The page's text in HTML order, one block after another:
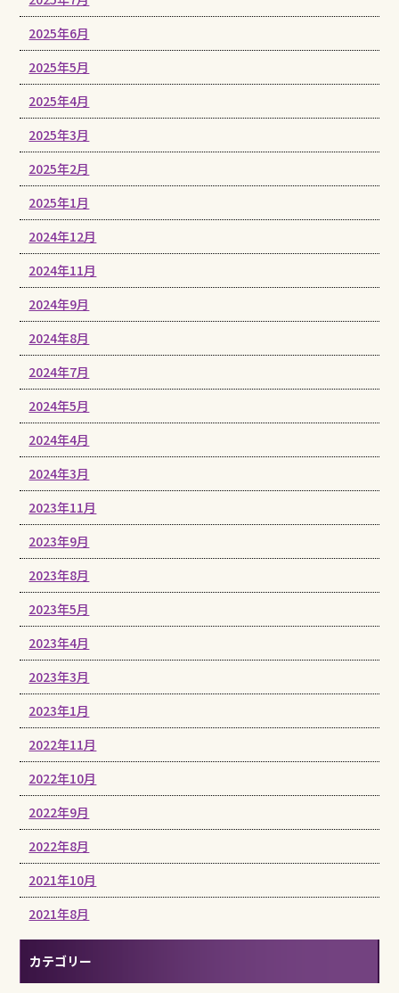
2025年6月
2025年5月
2025年4月
2025年3月
2025年2月
2025年1月
2024年12月
2024年11月
2024年9月
2024年8月
2024年7月
2024年5月
2024年4月
2024年3月
2023年11月
2023年9月
2023年8月
2023年5月
2023年4月
2023年3月
2023年1月
2022年11月
2022年10月
2022年9月
2022年8月
2021年10月
2021年8月
カテゴリー